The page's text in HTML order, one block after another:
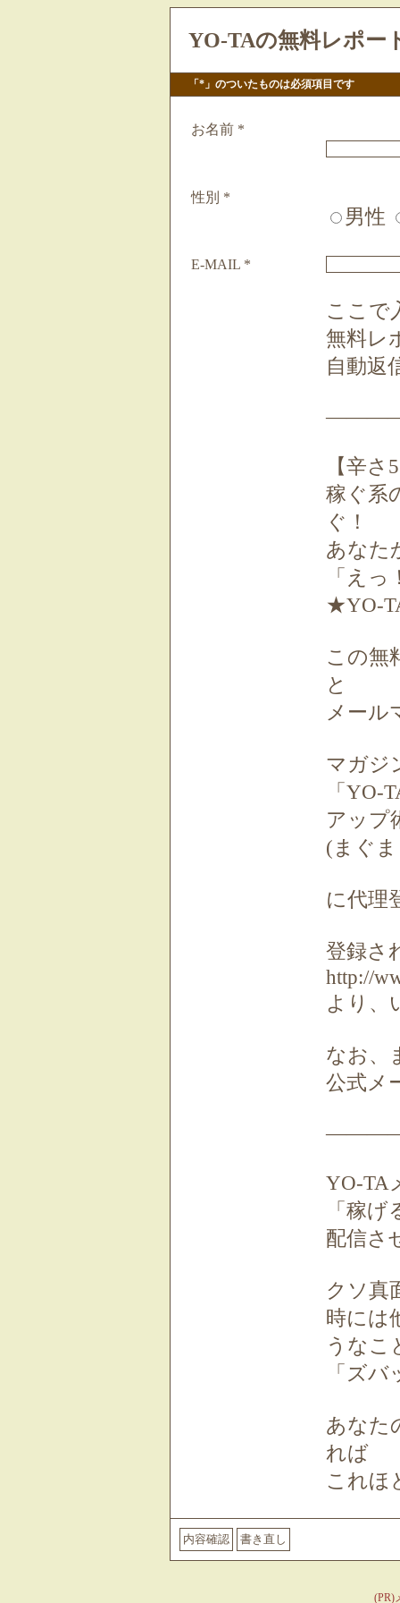
YO-TAの無料レポー
「*」のついたものは必須項目です
お名前 *
性別 *
男性
E-MAIL *
ここで
無料レ
自動返
【辛さ
稼ぐ系
ぐ！
あなた
「え
★YO-
この無
と
メール
マガジ
「
アップ
(まぐ
に代理
登録さ
http://
より、
なお、
公式メ
YO-TA
「稼
配信さ
クソ真
時には
うなこ
「ズ
あなた
れば
これほ
(PR)